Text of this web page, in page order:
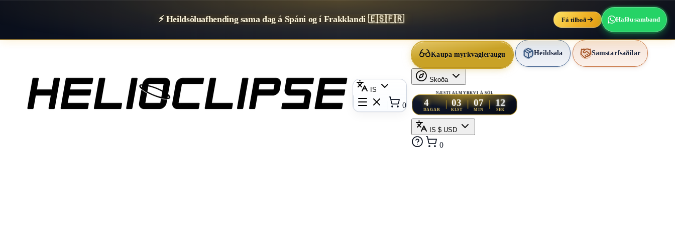
⚡ Heildsöluafhending sama dag á Spáni og í Frakklandi 🇪🇸🇫🇷 Fá tilboð Hafðu samband
IS
0
Kaupa myrkvagleraugu Heildsala Samstarfsaðilar
Skoða
NÆSTI ALMYRKVI Á SÓL
4
DAGAR
03
KLST
07
MIN
10
SEK
IS $ USD
0